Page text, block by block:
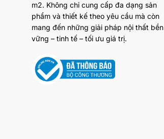
m2. Không chỉ cung cấp đa dạng sản
phẩm và thiết kế theo yêu cầu mà còn
mang đến những giải pháp nội thất bền
vững – tinh tế – tối ưu giá trị.